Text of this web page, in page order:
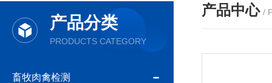
产品分类
PRODUCTS CATEGORY
畜牧肉禽检测
产品中心 /